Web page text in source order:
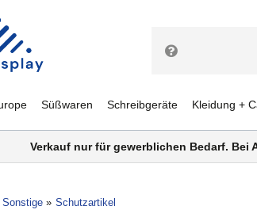
Süßwaren Schreibgeräte Kleidung +
Verkauf nur für gewerblichen Bedarf.
Sonstige Schutzartikel